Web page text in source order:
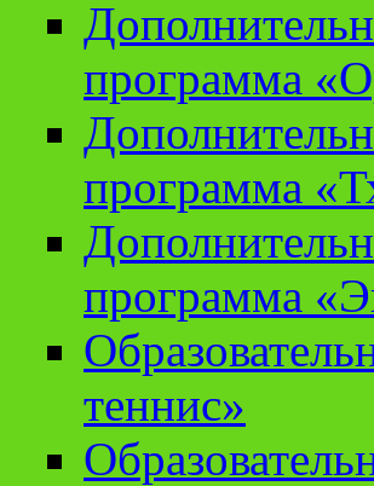
программа
программа
программа
теннис»